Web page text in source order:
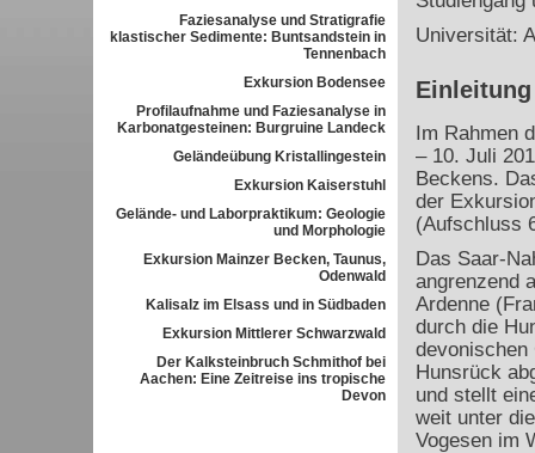
Faziesanalyse und Stratigrafie
klastischer Sedimente: Buntsandstein in
Tennenbach
Exkursion Bodensee
Profilaufnahme und Faziesanalyse in
Karbonatgesteinen: Burgruine Landeck
Geländeübung Kristallingestein
Exkursion Kaiserstuhl
Gelände- und Laborpraktikum: Geologie
und Morphologie
Exkursion Mainzer Becken, Taunus,
Odenwald
Kalisalz im Elsass und in Südbaden
Exkursion Mittlerer Schwarzwald
Der Kalksteinbruch Schmithof bei
Aachen: Eine Zeitreise ins tropische
Devon
Universität:
Einleitung
Im Rahmen
– 10. Juli
Beckens.
der
(Aufschluss
Das Saar-
angrenzend
Ardenne
durch die
devonischen
Hunsrück
und stellt
weit unter
Vogesen im